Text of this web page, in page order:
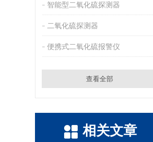
智能型二氧化硫探测器
二氧化硫探测器
便携式二氧化硫报警仪
查看全部
相关文章